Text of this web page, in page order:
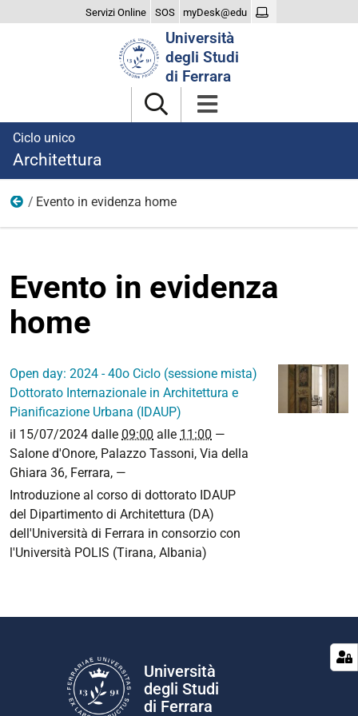
Servizi Online SOS myDesk@edu
Università
degli Studi
di Ferrara
Ciclo unico
Architettura
Eventi
Evento in evidenza home
Evento in evidenza
home
Open day: 2024 - 40o Ciclo (sessione mista)
Dottorato Internazionale in Architettura e
Pianificazione Urbana (IDAUP)
il 15/07/2024 dalle 09:00 alle 11:00 —
Salone d'Onore, Palazzo Tassoni, Via della
Ghiara 36, Ferrara, —
Introduzione al corso di dottorato IDAUP
del Dipartimento di Architettura (DA)
dell'Università di Ferrara in consorzio con
l'Università POLIS (Tirana, Albania)
Università
degli Studi
di Ferrara